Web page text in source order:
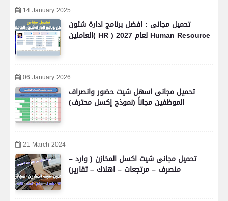
14 January 2025
تحميل مجانى : افضل برنامج ادارة شئون
العاملين( HR ) لعام 2027 Human Resource
06 January 2026
تحميل مجانى اسهل شيت حضور وانصراف
الموظفين مجاناً (نموذج إكسل محترف)
21 March 2024
تحميل مجانى شيت اكسل المخازن ( وارد –
منصرف – مرتجعات – اهلاك – تقارير)